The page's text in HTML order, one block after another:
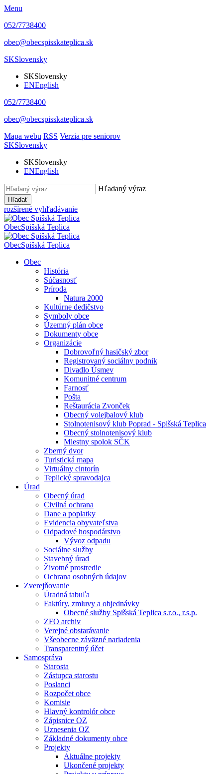
Menu
052/7738400
obec@obecspisskateplica.sk
SKSlovensky
SKSlovensky
ENEnglish
052/7738400
obec@obecspisskateplica.sk
Mapa webu RSS Verzia pre seniorov
SKSlovensky
SKSlovensky
ENEnglish
Hľadaný výraz
Hľadať
rozšírené vyhľadávanie
ObecSpišská Teplica
ObecSpišská Teplica
Obec
História
Súčasnosť
Príroda
Natura 2000
Kultúrne dedičstvo
Symboly obce
Územný plán obce
Dokumenty obce
Organizácie
Dobrovoľný hasičský zbor
Registrovaný sociálny podnik
Divadlo Úsmev
Komunitné centrum
Farnosť
Pošta
Reštaurácia Zvonček
Obecný volejbalový klub
Stolnotenisový klub Poprad - Spišská Teplica
Obecný stolnotenisový klub
Miestny spolok SČK
Zberný dvor
Turistická mapa
Virtuálny cintorín
Teplický spravodajca
Úrad
Obecný úrad
Civilná ochrana
Dane a poplatky
Evidencia obyvateľstva
Odpadové hospodárstvo
Vývoz odpadu
Sociálne služby
Stavebný úrad
Životné prostredie
Ochrana osobných údajov
Zverejňovanie
Úradná tabuľa
Faktúry, zmluvy a objednávky
Obecné služby Spišská Teplica s.r.o., r.s.p.
ZFO archiv
Verejné obstarávanie
Všeobecne záväzné nariadenia
Transparentný účet
Samospráva
Starosta
Zástupca starostu
Poslanci
Rozpočet obce
Komisie
Hlavný kontrolór obce
Zápisnice OZ
Uznesenia OZ
Základné dokumenty obce
Projekty
Aktuálne projekty
Ukončené projekty